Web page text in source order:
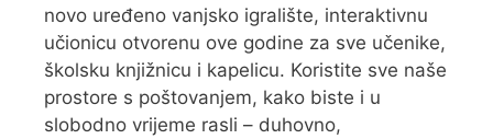
novo uređeno vanjsko igralište, interaktivnu
učionicu otvorenu ove godine za sve učenike,
školsku knjižnicu i kapelicu. Koristite sve naše
prostore s poštovanjem, kako biste i u
slobodno vrijeme rasli – duhovno,